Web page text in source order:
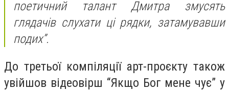
поетичний талант Дмитра змусять
глядачів слухати ці рядки, затамувавши
подих”.
До третьої компіляції арт-проєкту також
увійшов відеовірш “Якщо Бог мене чує” у